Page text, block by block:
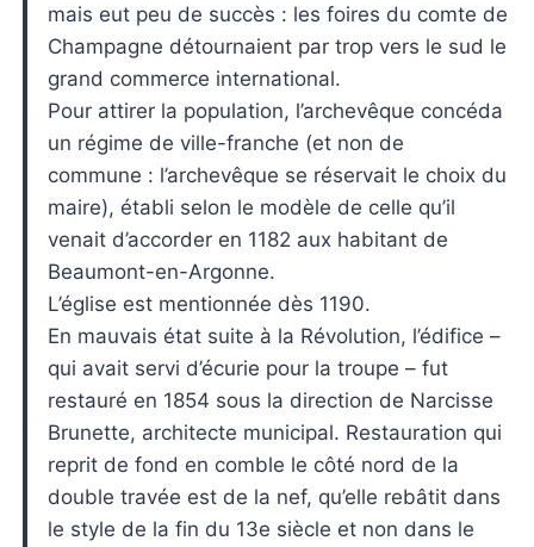
mais eut peu de succès : les foires du comte de
Champagne détournaient par trop vers le sud le
grand commerce international.
Pour attirer la population, l’archevêque concéda
un régime de ville-franche (et non de
commune : l’archevêque se réservait le choix du
maire), établi selon le modèle de celle qu’il
venait d’accorder en 1182 aux habitant de
Beaumont-en-Argonne.
L’église est mentionnée dès 1190.
En mauvais état suite à la Révolution, l’édifice –
qui avait servi d’écurie pour la troupe – fut
restauré en 1854 sous la direction de Narcisse
Brunette, architecte municipal. Restauration qui
reprit de fond en comble le côté nord de la
double travée est de la nef, qu’elle rebâtit dans
le style de la fin du 13e siècle et non dans le